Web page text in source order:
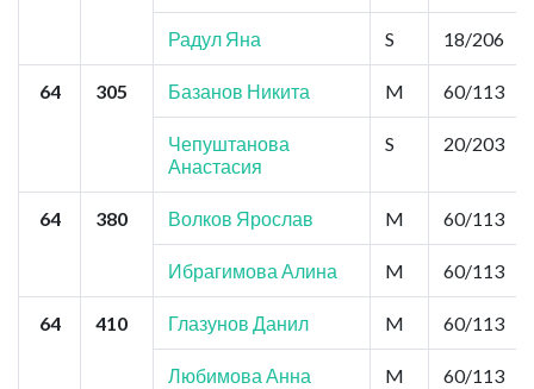
Радул Яна S 18/206
64 305 Базанов Никита M 60/113
Чепуштанова
Анастасия
S 20/203
64 380 Волков Ярослав M 60/113
Ибрагимова Алина M 60/113
64 410 Глазунов Данил M 60/113
Любимова Анна M 60/113